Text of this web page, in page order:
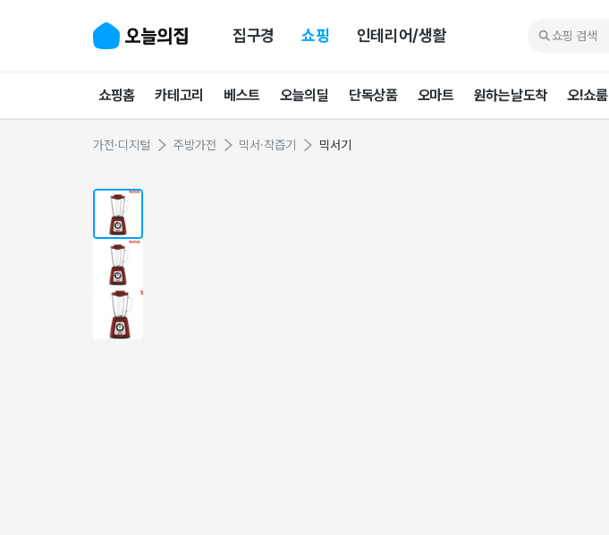
집구경 쇼핑 인테리어/생활
쇼핑홈 카테고리 베스트 오늘의딜 단독상품 오마트 원하는날도착 오!쇼룸
가전·디지털 주방가전 믹서·착즙기 믹서기